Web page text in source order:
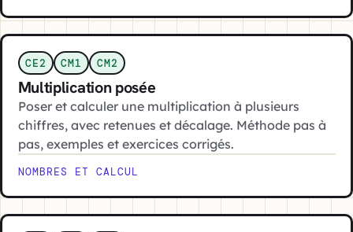
CE2 CM1 CM2
Multiplication posée
Poser et calculer une multiplication à plusieurs
chiffres, avec retenues et décalage. Méthode pas à
pas, exemples et exercices corrigés.
NOMBRES ET CALCUL